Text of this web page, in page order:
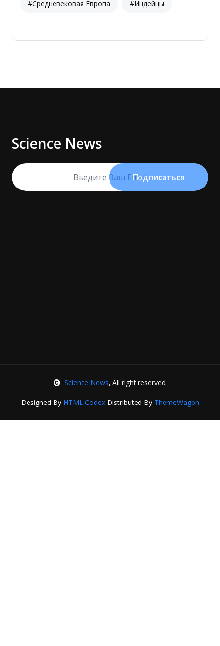
#Средневековая Европа #Индейцы
Science News
Подписаться
Science News, All right reserved.
Designed By HTML CodexDistributed By ThemeWagon